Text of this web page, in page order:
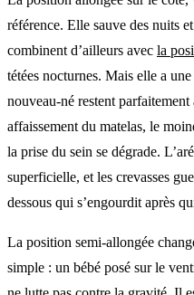
référence. Elle sauve des nuits
combinent d’ailleurs avec la
tétées nocturnes. Mais elle a
nouveau-né restent
affaissement du matelas, le
la prise du sein se dégrade.
superficielle, et les crevasses
dessous qui s’engourdit après
La position semi-allongée
simple : un bébé posé sur le